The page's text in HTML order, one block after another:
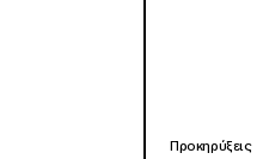
Προκηρύξεις